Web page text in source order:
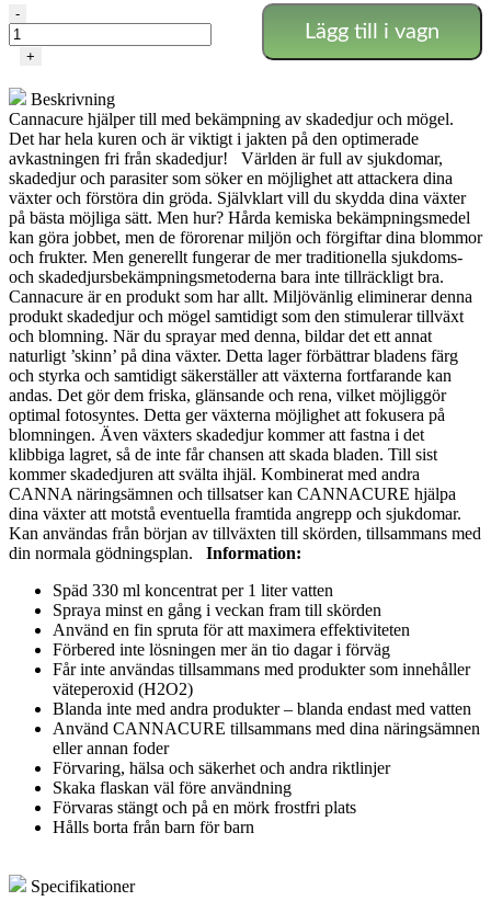
Canna
Cure
mängd
-
+
Lägg till i vagn
Beskrivning
Cannacure hjälper till med bekämpning av skadedjur och mögel.
Det har hela kuren och är viktigt i jakten på den optimerade
avkastningen fri från skadedjur! Världen är full av sjukdomar,
skadedjur och parasiter som söker en möjlighet att attackera dina
växter och förstöra din gröda. Självklart vill du skydda dina växter
på bästa möjliga sätt. Men hur? Hårda kemiska bekämpningsmedel
kan göra jobbet, men de förorenar miljön och förgiftar dina blommor
och frukter. Men generellt fungerar de mer traditionella sjukdoms-
och skadedjursbekämpningsmetoderna bara inte tillräckligt bra.
Cannacure är en produkt som har allt. Miljövänlig eliminerar denna
produkt skadedjur och mögel samtidigt som den stimulerar tillväxt
och blomning. När du sprayar med denna, bildar det ett annat
naturligt ’skinn’ på dina växter. Detta lager förbättrar bladens färg
och styrka och samtidigt säkerställer att växterna fortfarande kan
andas. Det gör dem friska, glänsande och rena, vilket möjliggör
optimal fotosyntes. Detta ger växterna möjlighet att fokusera på
blomningen. Även växters skadedjur kommer att fastna i det
klibbiga lagret, så de inte får chansen att skada bladen. Till sist
kommer skadedjuren att svälta ihjäl. Kombinerat med andra
CANNA näringsämnen och tillsatser kan CANNACURE hjälpa
dina växter att motstå eventuella framtida angrepp och sjukdomar.
Kan användas från början av tillväxten till skörden, tillsammans med
din normala gödningsplan. Information:
Späd 330 ml koncentrat per 1 liter vatten
Spraya minst en gång i veckan fram till skörden
Använd en fin spruta för att maximera effektiviteten
Förbered inte lösningen mer än tio dagar i förväg
Får inte användas tillsammans med produkter som innehåller
väteperoxid (H2O2)
Blanda inte med andra produkter – blanda endast med vatten
Använd CANNACURE tillsammans med dina näringsämnen
eller annan foder
Förvaring, hälsa och säkerhet och andra riktlinjer
Skaka flaskan väl före användning
Förvaras stängt och på en mörk frostfri plats
Hålls borta från barn för barn
Specifikationer